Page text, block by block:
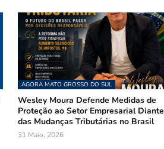
AGORA MATO GROSSO DO SUL
Wesley Moura Defende Medidas de
Proteção ao Setor Empresarial Diante
das Mudanças Tributárias no Brasil
31 Maio, 2026